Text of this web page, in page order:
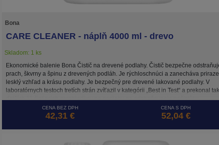
Bona
CARE CLEANER - náplň 4000 ml - drevo
Skladom: 1 ks
Ekonomické balenie Bona Čistič na drevené podlahy. Čistič bezpečne
prach, škvrny a špinu z drevených podláh. Je rýchloschnúci a zanecháva
lesklý vzhľad a krásu podlahy. Je bezpečný pre drevené lakované podlahy. V
laboratórnych testoch tretích strán zvíťazil v kategórii „Best in Test“ a prekonal tak
domácnosti. Čistiaci prostriedok je na vodnej báze. Certifikováný
GOLD, ako bezpečný produkt pre vašu rodinu, domáce zvieratá a našu planétu.
CENA BEZ DPH
42,31 €
CENA S DPH
52,04 €